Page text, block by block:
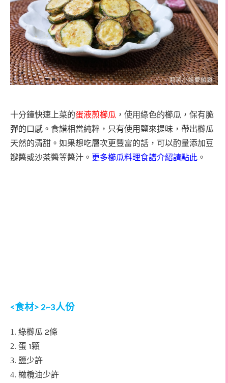
十分鐘快速上菜的蛋液煎櫛瓜 ，使用綠色的櫛瓜，保有脆
彈的口感。食譜相當純粹，只有使用鹽來提味，帶出櫛瓜
天然的清甜。如果想吃層次更豐富的話，可以酌量添加豆
瓣醬或沙茶醬等醬汁。 更多櫛瓜料理食譜介紹請點此 。
<食材> 2~3人份
1. 綠櫛瓜 2條
2. 蛋 1顆
3. 鹽少許
4. 橄欖油少許